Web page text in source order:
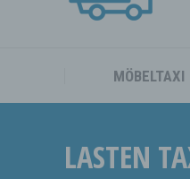
MÖBELTAXI
LASTEN